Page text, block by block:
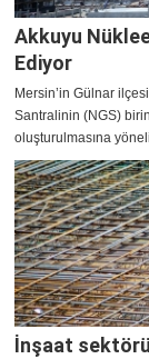
Akkuyu
Ediyor
Mersin’in Gülnar
Santralinin (NGS)
oluşturulmasına
İnşaat